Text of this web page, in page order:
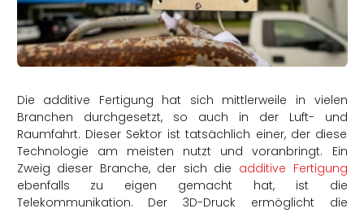
Die additive Fertigung hat sich mittlerweile in vielen
Branchen durchgesetzt, so auch in der Luft- und
Raumfahrt. Dieser Sektor ist tatsächlich einer, der diese
Technologie am meisten nutzt und voranbringt. Ein
Zweig dieser Branche, der sich die additive Fertigung
ebenfalls zu eigen gemacht hat, ist die
Telekommunikation. Der 3D-Druck ermöglicht die